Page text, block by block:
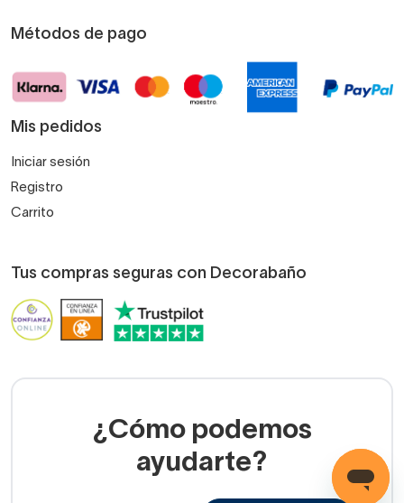
Métodos de pago
Mis pedidos
Iniciar sesión
Registro
Carrito
Tus compras seguras con Decorabaño
¿Cómo podemos
ayudarte?